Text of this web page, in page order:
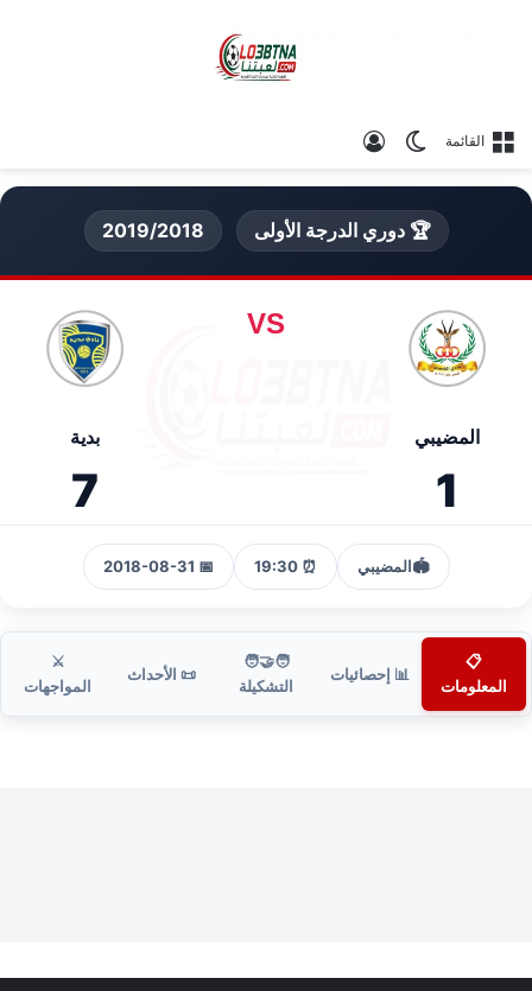
القائمة الوضع المظلم
🏆 دوري الدرجة الأولى 2019/2018
المضيبي
1
VS
بدية
7
🏟️المضيبي ⏰ 19:30
📅 2018-08-31
📋
المعلومات
📊 إحصائيات
🧑‍🤝‍🧑
التشكيلة
📜 الأحداث
⚔️
المواجهات